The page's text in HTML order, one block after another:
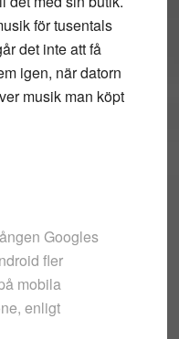
för tusentals
det inte att få
igen, när datorn
musik man köpt
Googles
fler
mobila
enligt